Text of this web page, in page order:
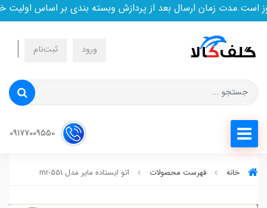
زمان ارسال بعد از پردازش وبسته بندی بر اساس اولیت
ورود ثبت‌نام
خانه فهرست محصولات اتو ایستاده مایر مدل mr-551